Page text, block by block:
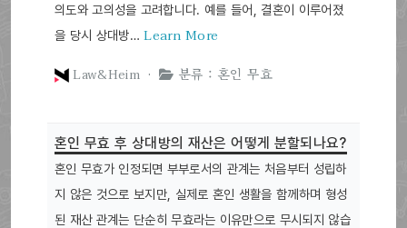
의도와 고의성을 고려합니다. 예를 들어, 결혼이 이루어졌
을 당시 상대방…Learn More
Law&Heim ·
분류 : 혼인 무효
혼인 무효 후 상대방의 재산은 어떻게 분할되나요?
혼인 무효가 인정되면 부부로서의 관계는 처음부터 성립하
지 않은 것으로 보지만, 실제로 혼인 생활을 함께하며 형성
된 재산 관계는 단순히 무효라는 이유만으로 무시되지 않습